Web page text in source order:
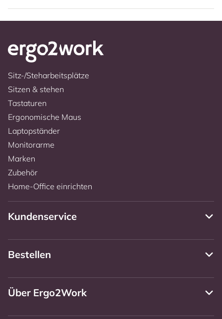
Sitz-/Steharbeitsplätze
Sitzen & stehen
Tastaturen
Ergonomische Maus
Laptopständer
Monitorarme
Marken
Zubehör
Home-Office einrichten
Kundenservice
Bestellen
Über Ergo2Work